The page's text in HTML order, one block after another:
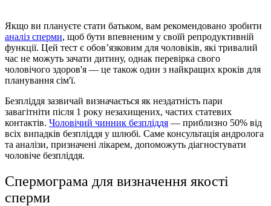
Якщо ви плануєте стати батьком, вам рекомендовано зробити
аналіз сперми, щоб бути впевненим у своїй репродуктивній
функції. Цей тест є обов’язковим для чоловіків, які тривалий
час не можуть зачати дитину, однак перевірка свого
чоловічого здоров'я — це також один з найкращих кроків для
планування сім'ї.
Безпліддя зазвичай визначається як нездатність пари
завагітніти після 1 року незахищених, частих статевих
контактів. Чоловічий чинник безпліддя — приблизно 50% від
всіх випадків безпліддя у шлюбі. Саме консультація андролога
та аналізи, призначенi лікарем, допоможуть діагностувати
чоловіче безпліддя.
Спермограма для визначення якості
сперми